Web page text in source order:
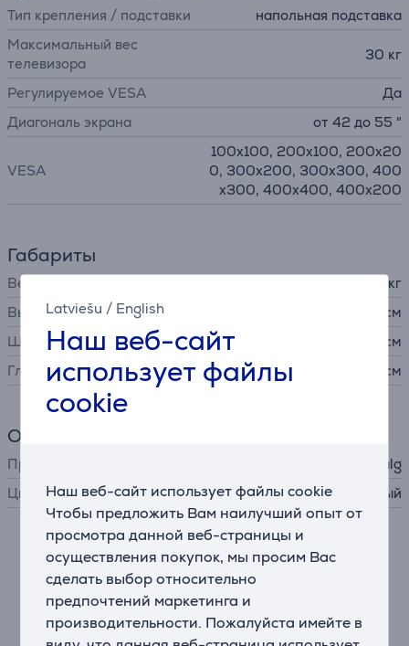
Latviešu / English
Наш веб-сайт
использует файлы
cookie
Наш веб-сайт использует файлы cookie
Чтобы предложить Вам наилучший опыт от
просмотра данной веб-страницы и
осуществления покупок, мы просим Вас
сделать выбор относительно
предпочтений маркетинга и
производительности. Пожалуйста имейте в
Тип крепления / подставки
напольная подставка
Максимальный вес
телевизора
30 кг
Регулируемое VESA
Да
Диагональ экрана
от 42 до 55 "
VESA
100x100, 200x100, 200x20
0, 300x200, 300x300, 400
x300, 400x400, 400x200
Габариты
Вес
7 кг
Высота
54,5 см
Ширина
105,3 см
Глубина
25 см
Общий параметр
Производитель
Jalg
Цвет
черный
Описание
Совместимость с большинством телевизоров
Подставка JALG совместима с креплениями VESA,
что обеспечивает легкую совместимость с